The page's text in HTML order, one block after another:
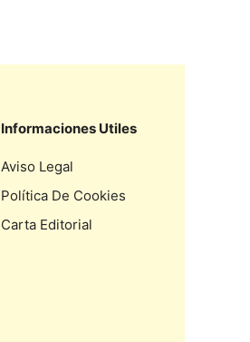
Informaciones Utiles
Aviso Legal
Política De Cookies
Carta Editorial